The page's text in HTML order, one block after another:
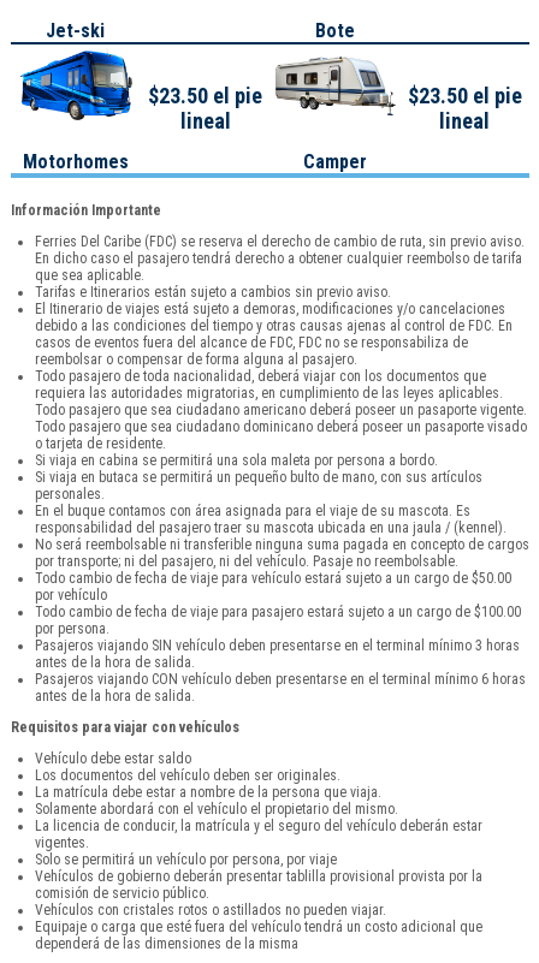
Jet-ski Bote
Motorhomes
$23.50 el pie
lineal
Camper
$23.50 el pie
lineal
Información Importante
Ferries Del Caribe (FDC) se reserva el derecho de cambio de ruta, sin previo aviso.
En dicho caso el pasajero tendrá derecho a obtener cualquier reembolso de tarifa
que sea aplicable.
Tarifas e Itinerarios están sujeto a cambios sin previo aviso.
El Itinerario de viajes está sujeto a demoras, modificaciones y/o cancelaciones
debido a las condiciones del tiempo y otras causas ajenas al control de FDC. En
casos de eventos fuera del alcance de FDC, FDC no se responsabiliza de
reembolsar o compensar de forma alguna al pasajero.
Todo pasajero de toda nacionalidad, deberá viajar con los documentos que
requiera las autoridades migratorias, en cumplimiento de las leyes aplicables.
Todo pasajero que sea ciudadano americano deberá poseer un pasaporte vigente.
Todo pasajero que sea ciudadano dominicano deberá poseer un pasaporte visado
o tarjeta de residente.
Si viaja en cabina se permitirá una sola maleta por persona a bordo.
Si viaja en butaca se permitirá un pequeño bulto de mano, con sus artículos
personales.
En el buque contamos con área asignada para el viaje de su mascota. Es
responsabilidad del pasajero traer su mascota ubicada en una jaula / (kennel).
No será reembolsable ni transferible ninguna suma pagada en concepto de cargos
por transporte; ni del pasajero, ni del vehículo. Pasaje no reembolsable.
Todo cambio de fecha de viaje para vehículo estará sujeto a un cargo de $50.00
por vehículo
Todo cambio de fecha de viaje para pasajero estará sujeto a un cargo de $100.00
por persona.
Pasajeros viajando SIN vehículo deben presentarse en el terminal mínimo 3 horas
antes de la hora de salida.
Pasajeros viajando CON vehículo deben presentarse en el terminal mínimo 6 horas
antes de la hora de salida.
Requisitos para viajar con vehículos
Vehículo debe estar saldo
Los documentos del vehículo deben ser originales.
La matrícula debe estar a nombre de la persona que viaja.
Solamente abordará con el vehículo el propietario del mismo.
La licencia de conducir, la matrícula y el seguro del vehículo deberán estar
vigentes.
Solo se permitirá un vehículo por persona, por viaje
Vehículos de gobierno deberán presentar tablilla provisional provista por la
comisión de servicio público.
Vehículos con cristales rotos o astillados no pueden viajar.
Equipaje o carga que esté fuera del vehículo tendrá un costo adicional que
dependerá de las dimensiones de la misma